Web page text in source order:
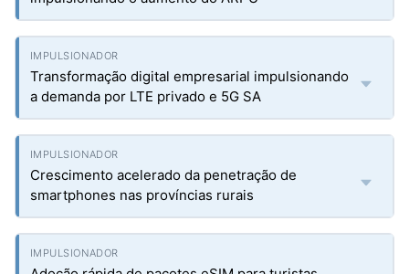
Transformação digital empresarial impulsionando
a demanda por LTE privado e 5G SA
Crescimento acelerado da penetração de
smartphones nas províncias rurais